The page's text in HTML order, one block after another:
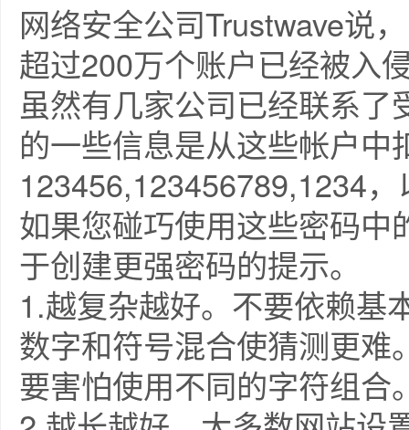
网络安全公司Trustwave说
超过200万个账户已经被入
虽然有几家公司已经联系了
的一些信息是从这些帐户
123456,123456789,1234，
如果您碰巧使用这些密码
于创建更强密码的提示。
1.越复杂越好。不要依赖基
数字和符号混合使猜测更难
要害怕使用不同的字符组合